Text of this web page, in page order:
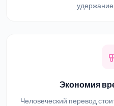
Экономия
Человеческий перевод